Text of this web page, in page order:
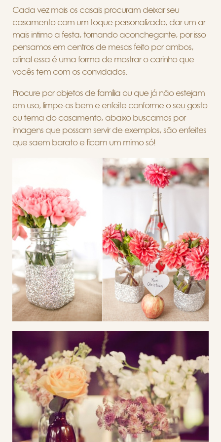
Cada vez mais os casais procuram deixar seu
casamento com um toque personalizado, dar um ar
mais intimo a festa, tornando aconchegante, por isso
pensamos em centros de mesas feito por ambos,
afinal essa é uma forma de mostrar o carinho que
vocês tem com os convidados.
Procure por objetos de família ou que já não estejam
em uso, limpe-os bem e enfeite conforme o seu gosto
ou tema do casamento, abaixo buscamos por
imagens que possam servir de exemplos, são enfeites
que saem barato e ficam um mimo só!